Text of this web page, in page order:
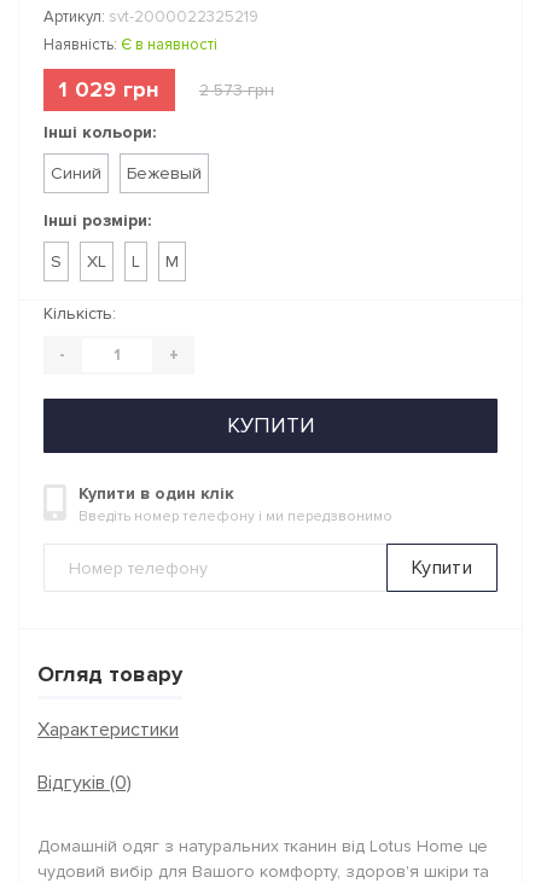
Артикул: svt-2000022325219
Наявність: Є в наявності
1 029 грн 2 573 грн
Інші кольори:
Синий
Бежевый
Інші розміри:
S
XL L M
Кількість:
- +
КУПИТИ
Купити в один клік
Введіть номер телефону і ми передзвонимо
Купити
Огляд товару
Характеристики
Відгуків (0)
Домашній одяг з натуральних тканин від Lotus Home це
чудовий вибір для Вашого комфорту, здоров'я шкіри та